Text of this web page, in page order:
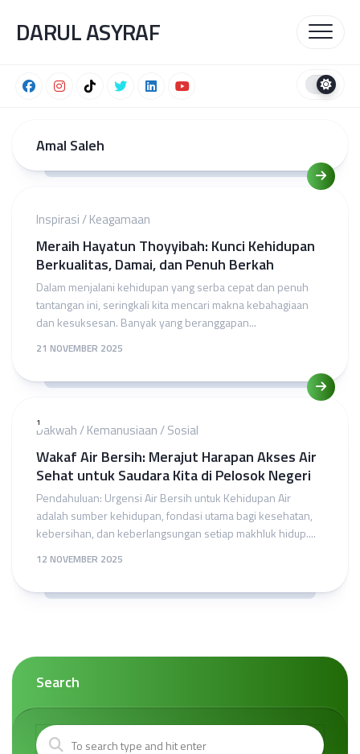
content
DARUL ASYRAF
Amal Saleh
Inspirasi/Keagamaan
Meraih Hayatun Thoyyibah: Kunci Kehidupan
Berkualitas, Damai, dan Penuh Berkah
Dalam menjalani kehidupan yang serba cepat dan penuh
tantangan ini, seringkali kita mencari makna kebahagiaan
dan kesuksesan. Banyak yang beranggapan...
21 NOVEMBER 2025
1Dakwah/Kemanusiaan/Sosial
Wakaf Air Bersih: Merajut Harapan Akses Air
Sehat untuk Saudara Kita di Pelosok Negeri
Pendahuluan: Urgensi Air Bersih untuk Kehidupan Air
adalah sumber kehidupan, fondasi utama bagi kesehatan,
kebersihan, dan keberlangsungan setiap makhluk hidup....
12 NOVEMBER 2025
Search